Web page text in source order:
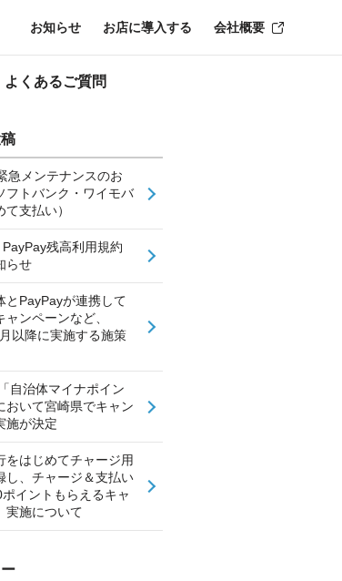
よくあるご質問
お知らせ お店に導入する 会社概要
急メンテナンスのお
フトバンク・ワイモバ
支払い）
残高利用規約
らせ
とPayPayが連携して
ャンペーンなど、
以降に実施する施策
自治体マイナポイン
おいて宮崎県でキャン
施が決定
をはじめてチャージ用
し、チャージ＆支払い
イントもらえるキャ
実施について